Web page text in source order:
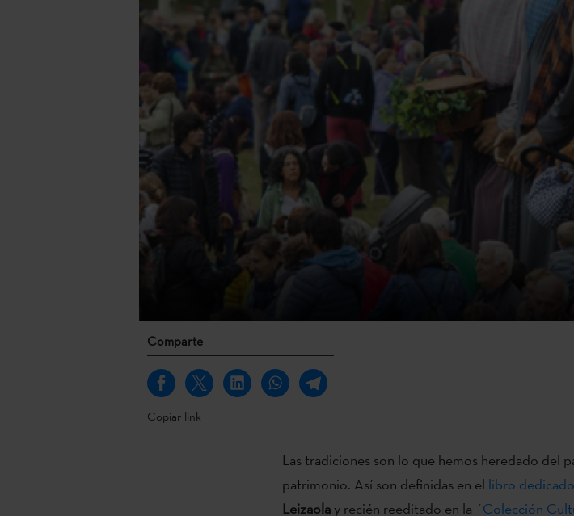
Comparte
Copiar link
Las tradiciones son lo que hemos heredado del
patrimonio. Así son definidas en el libro
Leizaola y recién reeditado en la ´Colección